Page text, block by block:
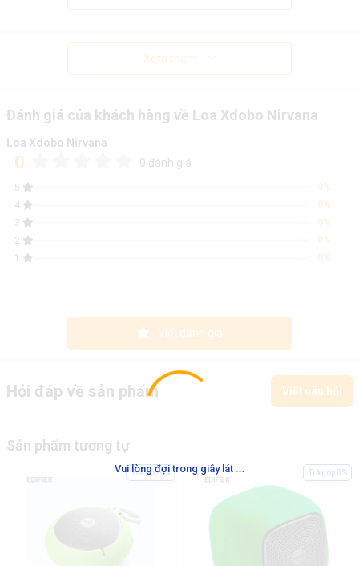
Vui lòng đợi trong giây lát ...
Xem thêm
Đánh giá của khách hàng về Loa Xdobo Nirvana
Loa Xdobo Nirvana
0 0 đánh giá
5
0%
4
0%
3
0%
2
0%
1
0%
Viết đánh giá
Hỏi đáp về sản phẩm Viết câu hỏi
Sản phẩm tương tự
Trả góp 0% Trả góp 0%